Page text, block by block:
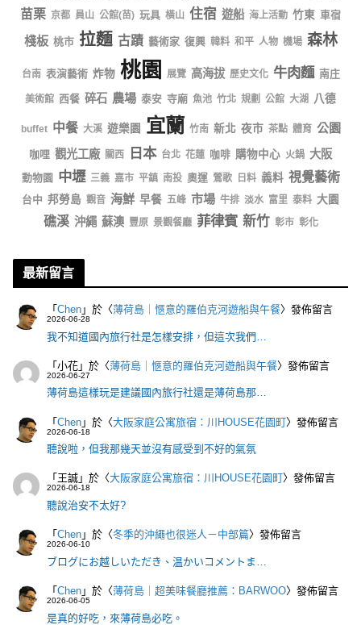
苗栗 京都 員山 公館(苗) 玩具 橫山 住宿 遊船 海上活動 竹東 車宿
棧板 桃市 拉麵 古蹟 藝術家 復興 韓料 和平 人物 機場 森林
台南 表演藝術 炸物 桃園 展覽 高海拔 歷史文化 牛肉麵 南庄
美術館 西餐 碎石 農場 泰安 寺廟 魚池 竹北 規劃 公館 大湖 八德
buffet 中餐 大溪 遊樂園 宜蘭 竹南 新北 夜市 茶點 體育 公園
咖哩 觀光工廠 關西 日本 台北 花蓮 咖啡 購物中心 火鍋 大阪
動物園 中壢 三義 嘉市 平鎮 南投 奧運 鶯歌 日料 義料 視覺藝術
台中 邦勞島 觀音 海鮮 早餐 五峰 市場 牛排 淡水 富里 泰料 大園
礁溪 沖繩 蘇澳 豐原 景觀餐廳 菲律賓 新竹 彰市 彰化
最新留言
「Chen 」於〈薄荷島｜愜意的羅伯克河遊船與午餐〉發佈留言
2026-06-28
我不知道國內旅行社是怎樣安排，但這次我們…
「小花 」於〈薄荷島｜愜意的羅伯克河遊船與午餐〉發佈留言
2026-06-27
薄荷島這樣玩是建議國內旅行社還是薄荷島那…
「Chen 」於〈大阪家庭公寓旅宿：川HOUSE花園町〉發佈留言
2026-06-18
聽說啦，但我那幾天並沒有感受到不好的氣氛
「 王誠 」於〈大阪家庭公寓旅宿：川HOUSE花園町〉發佈留言
2026-06-18
聽說治安不太好?
「Chen 」於〈冬季的沖繩也很迷人－中部篇〉發佈留言
2026-06-10
ブログにお越しいただき、温かいコメントま…
「Chen 」於〈薄荷島｜超美味餐廳推薦：BARWOO〉發佈留言
2026-06-05
是真的好吃，來薄荷島必吃。